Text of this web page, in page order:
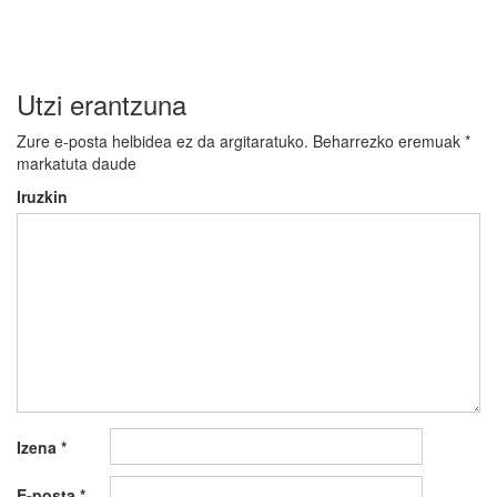
Utzi erantzuna
Zure e-posta helbidea ez da argitaratuko. Beharrezko eremuak *
markatuta daude
Iruzkin
Izena *